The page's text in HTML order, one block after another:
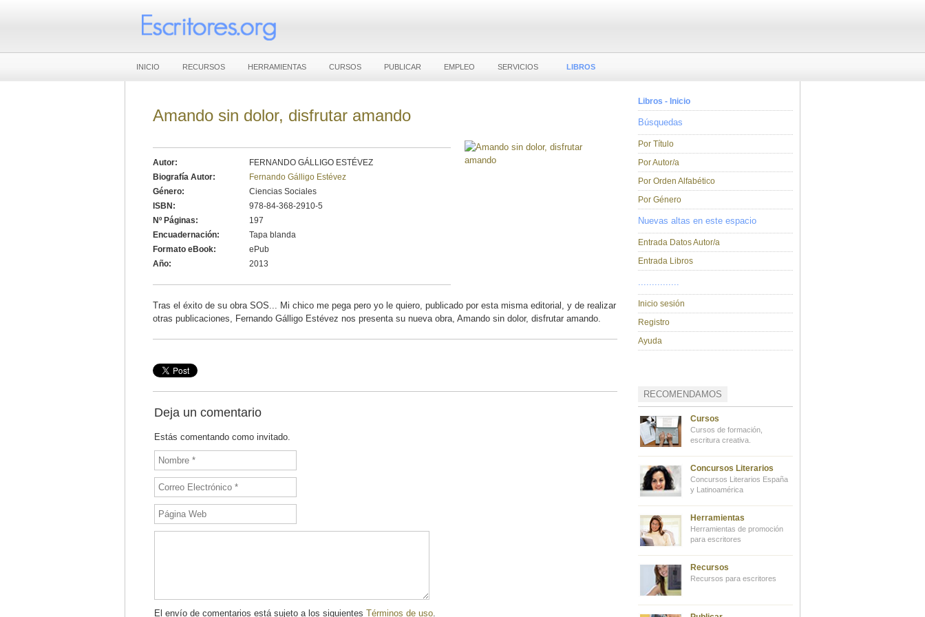
INICIO RECURSOS HERRAMIENTAS CURSOS PUBLICAR EMPLEO SERVICIOS LIBROS
Amando sin dolor, disfrutar amando
Autor:
FERNANDO GÁLLIGO ESTÉVEZ
Biografía Autor:
Fernando Gálligo Estévez
Género:
Ciencias Sociales
ISBN:
978-84-368-2910-5
Nº Páginas:
197
Encuadernación:
Tapa blanda
Formato eBook:
ePub
Año:
2013
Tras el éxito de su obra SOS... Mi chico me pega pero yo le quiero, publicado por esta misma editorial, y de realizar
otras publicaciones, Fernando Gálligo Estévez nos presenta su nueva obra, Amando sin dolor, disfrutar amando.
Deja un comentario
Estás comentando como invitado.
El envío de comentarios está sujeto a los siguientes Términos de uso.
Libros - Inicio
Búsquedas
Por Título
Por Autor/a
Por Orden Alfabético
Por Género
Nuevas altas en este espacio
Entrada Datos Autor/a
Entrada Libros
...............
Inicio sesión
Registro
Ayuda
RECOMENDAMOS
Cursos
Cursos de formación,
escritura creativa.
Concursos Literarios
Concursos Literarios España
y Latinoamérica
Herramientas
Herramientas de promoción
para escritores
Recursos
Recursos para escritores